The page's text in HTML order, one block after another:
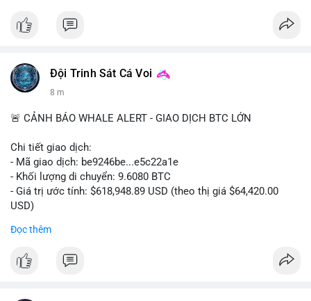
📰 Nguồn: CoinDesk
Đội Trinh Sát Cá Voi
8 m
🚨 CẢNH BÁO WHALE ALERT - GIAO DỊCH BTC LỚN
Chi tiết giao dịch:
- Mã giao dịch: be9246be...e5c22a1e
- Khối lượng di chuyển: 9.6080 BTC
- Giá trị ước tính: $618,948.89 USD (theo thị giá $64,420.00
USD)
Khối lượng 9.608 BTC, tương đương gần 619 nghìn USD, chưa
Đọc thêm